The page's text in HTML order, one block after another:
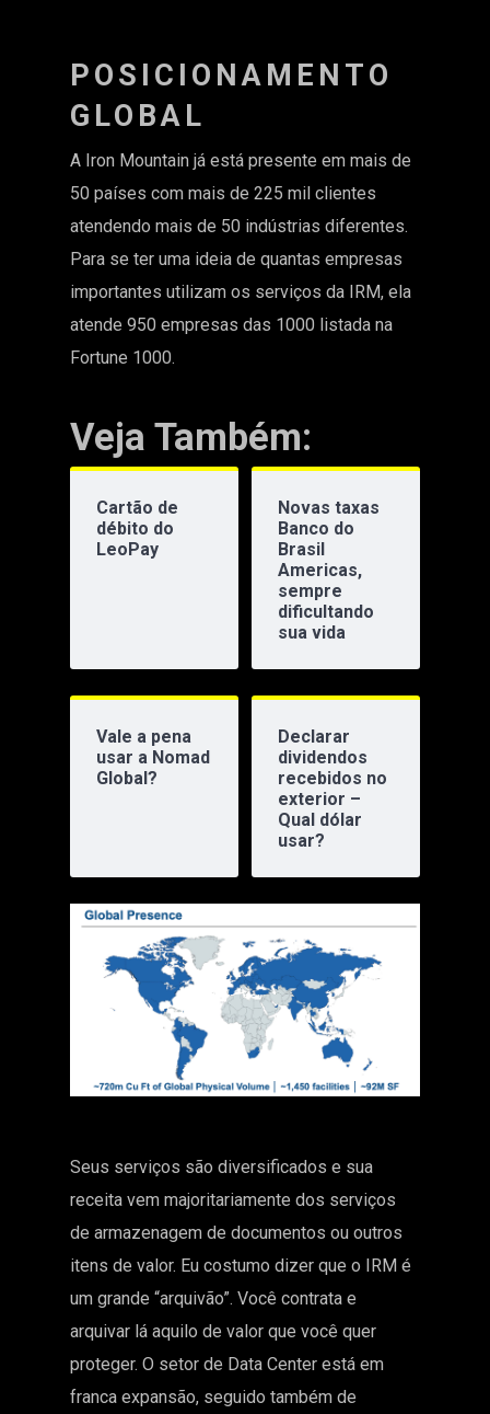
POSICIONAMENTO
GLOBAL
A Iron Mountain já está presente em mais de
50 países com mais de 225 mil clientes
atendendo mais de 50 indústrias diferentes.
Para se ter uma ideia de quantas empresas
importantes utilizam os serviços da IRM, ela
atende 950 empresas das 1000 listada na
Fortune 1000.
Veja Também:
Cartão de
débito do
LeoPay
Novas taxas
Banco do
Brasil
Americas,
sempre
dificultando
sua vida
Vale a pena
usar a Nomad
Global?
Declarar
dividendos
recebidos no
exterior –
Qual dólar
usar?
Seus serviços são diversificados e sua
receita vem majoritariamente dos serviços
de armazenagem de documentos ou outros
itens de valor. Eu costumo dizer que o IRM é
um grande “arquivão”. Você contrata e
arquivar lá aquilo de valor que você quer
proteger. O setor de Data Center está em
franca expansão, seguido também de